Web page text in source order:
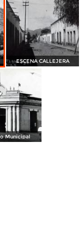
ESCENA CALLEJERA
Municipal